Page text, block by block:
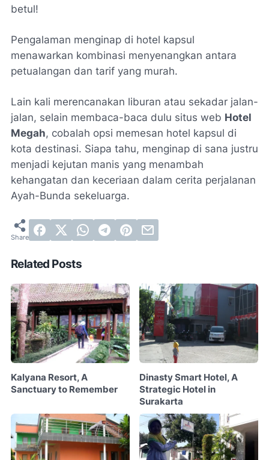
betul!
Pengalaman menginap di hotel kapsul
menawarkan kombinasi menyenangkan antara
petualangan dan tarif yang murah.
Lain kali merencanakan liburan atau sekadar jalan-
jalan, selain membaca-baca dulu situs web Hotel
Megah, cobalah opsi memesan hotel kapsul di
kota destinasi. Siapa tahu, menginap di sana justru
menjadi kejutan manis yang menambah
kehangatan dan keceriaan dalam cerita perjalanan
Ayah-Bunda sekeluarga.
Related Posts
Kalyana Resort, A
Sanctuary to Remember
Dinasty Smart Hotel, A
Strategic Hotel in
Surakarta